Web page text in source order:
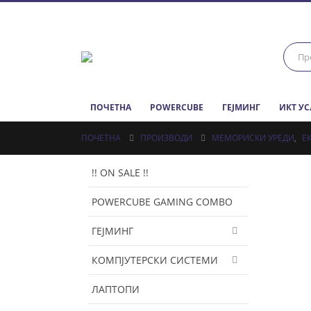
ПОЧЕТНА POWERCUBE ГЕЈМИНГ ИКТ
ПОЧЕТНА ПРОИЗВОДИ МЕМОРИСКИ УРЕДИ,
!! ON SALE !!
POWERCUBE GAMING COMBO
ГЕЈМИНГ
КОМПЈУТЕРСКИ СИСТЕМИ
ЛАПТОПИ